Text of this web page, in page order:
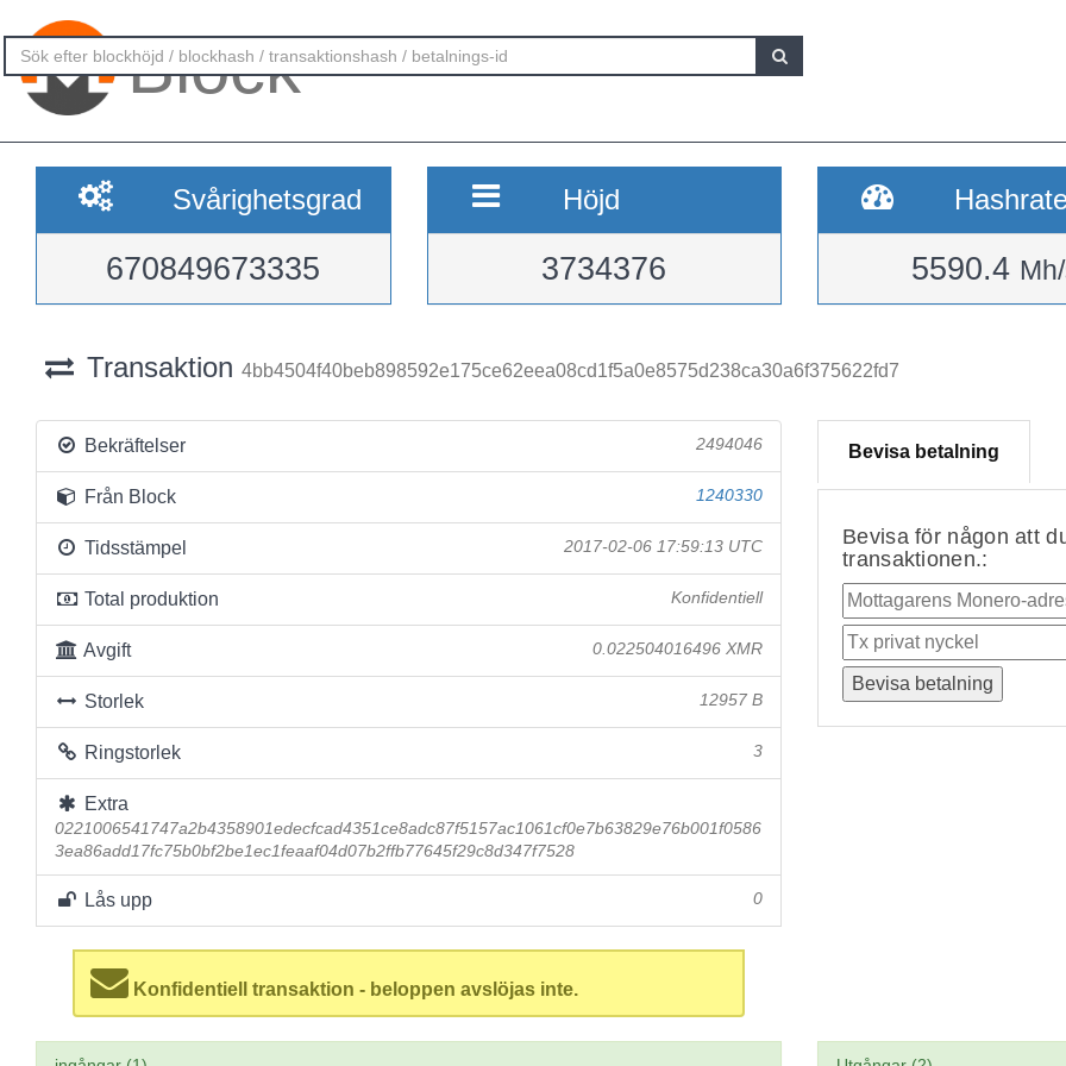
Block
Svårighetsgrad
670849673335
Höjd
3734376 5590.4
Transaktion 4bb4504f40beb898592e175ce62eea08cd1f5a0e8575d238ca30a6f375622fd7
Bekräftelser 2494046
Från Block 1240330
Tidsstämpel 2017-02-06 17:59:13 UTC
Total produktion Konfidentiell
Avgift 0.022504016496 XMR
Storlek 12957 B
Ringstorlek 3
Extra
0221006541747a2b4358901edecfcad4351ce8adc87f5157ac1061cf0e7b63829e76b001f0586
3ea86add17fc75b0bf2be1ec1feaaf04d07b2ffb77645f29c8d347f7528
Lås upp 0
Konfidentiell transaktion - beloppen avslöjas inte.
Bevisa betalning
Bevisa för någon att
transaktionen.: